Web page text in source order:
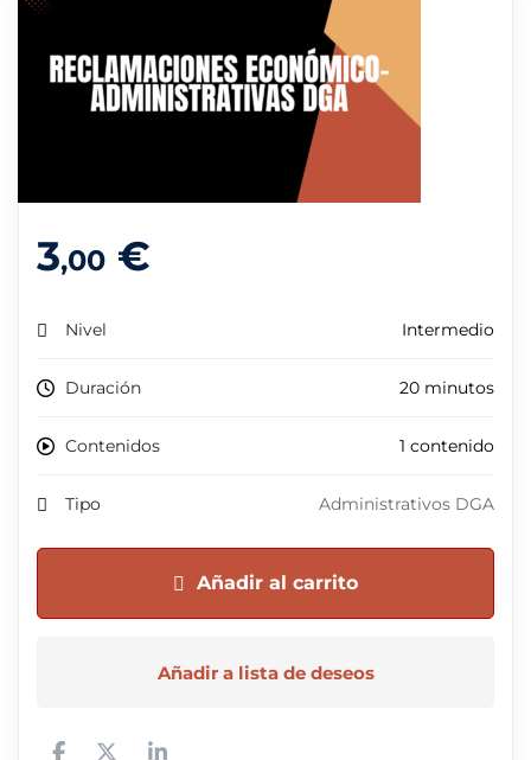
3,00 €
Nivel Intermedio
Duración 20 minutos
Contenidos 1 contenido
Tipo Administrativos DGA
Añadir al carrito
Añadir a lista de deseos